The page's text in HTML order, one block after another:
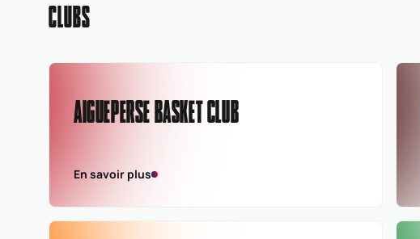
CLUBS
AIGUEPERSE BASKET CLUB
En savoir plus